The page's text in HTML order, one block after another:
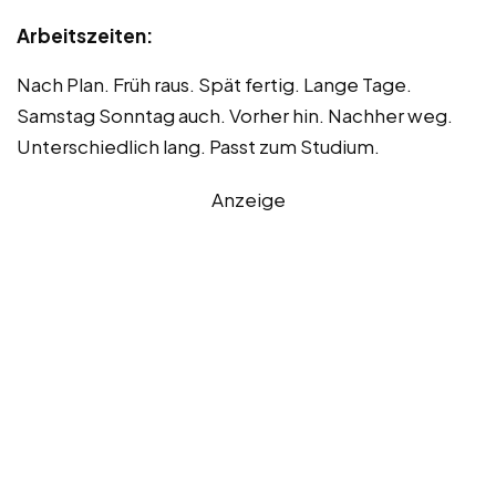
Arbeitszeiten:
Nach Plan. Früh raus. Spät fertig. Lange Tage.
Samstag Sonntag auch. Vorher hin. Nachher weg.
Unterschiedlich lang. Passt zum Studium.
Anzeige